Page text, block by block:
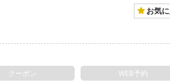
お気
クーポン WEB予約